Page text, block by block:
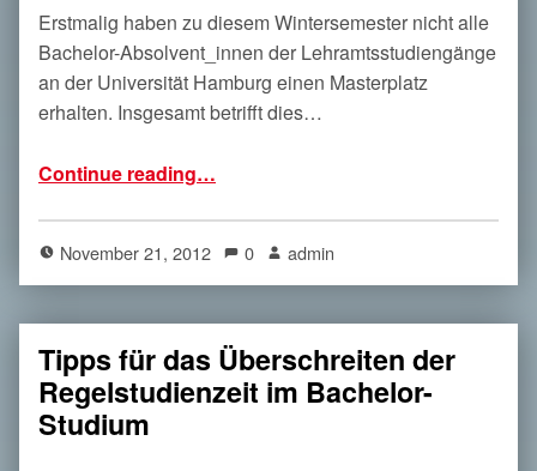
Erstmalig haben zu diesem Wintersemester nicht alle
Bachelor-Absolvent_innen der Lehramtsstudiengänge
an der Universität Hamburg einen Masterplatz
erhalten. Insgesamt betrifft dies…
Continue reading…
November 21, 2012 0 admin
Tipps für das Überschreiten der
Regelstudienzeit im Bachelor-
Studium